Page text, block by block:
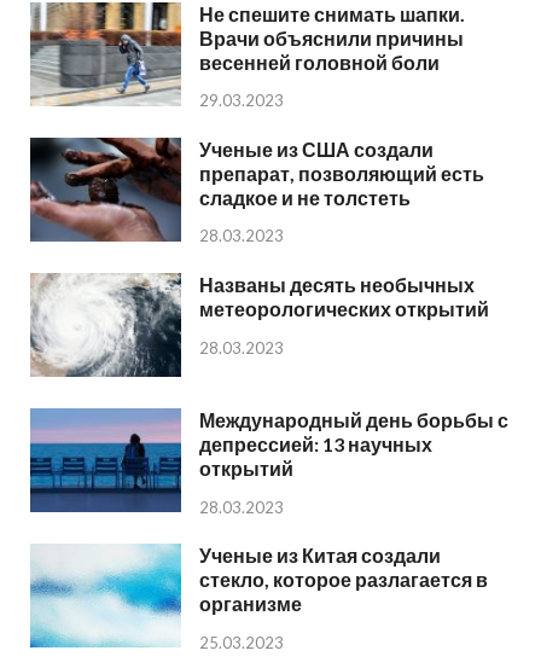
Не спешите снимать шапки.
Врачи объяснили причины
весенней головной боли
29.03.2023
Ученые из США создали
препарат, позволяющий есть
сладкое и не толстеть
28.03.2023
Названы десять необычных
метеорологических открытий
28.03.2023
Международный день борьбы с
депрессией: 13 научных
открытий
28.03.2023
Ученые из Китая создали
стекло, которое разлагается в
организме
25.03.2023